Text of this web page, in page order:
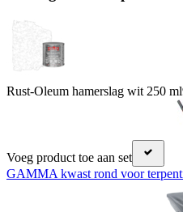
Rust-Oleum hamerslag wit 250 ml
Voeg product toe aan set
GAMMA kwast rond voor